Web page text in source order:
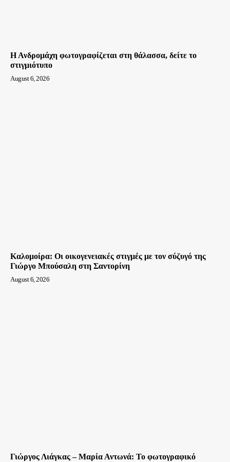
Η Ανδρομάχη φωτογραφίζεται στη θάλασσα, δείτε το
στιγμιότυπο
August 6, 2026
Καλομοίρα: Οι οικογενειακές στιγμές με τον σύζυγό της
Γιώργο Μπούσαλη στη Σαντορίνη
August 6, 2026
Γιώργος Λιάγκας – Μαρία Αντωνά: Το φωτογραφικό